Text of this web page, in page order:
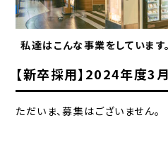
私達はこんな事業をしています。
【新卒採用】2024年度
ただいま、募集はございません。